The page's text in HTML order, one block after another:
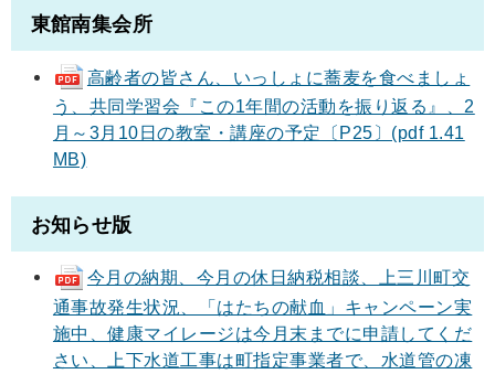
東館南集会所
高齢者の皆さん、いっしょに蕎麦を食べましょ
う、共同学習会『この1年間の活動を振り返る』、2
月～3月10日の教室・講座の予定〔P25〕(pdf 1.41
MB)
お知らせ版
今月の納期、今月の休日納税相談、上三川町交
通事故発生状況、「はたちの献血」キャンペーン実
施中、健康マイレージは今月末までに申請してくだ
さい、上下水道工事は町指定事業者で、水道管の凍